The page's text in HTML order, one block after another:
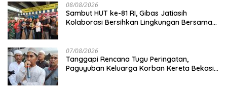
08/08/2026
Sambut HUT ke-81 RI, Gibas Jatiasih
Kolaborasi Bersihkan Lingkungan Bersama
07/08/2026
Tanggapi Rencana Tugu Peringatan,
Paguyuban Keluarga Korban Kereta Bekasi